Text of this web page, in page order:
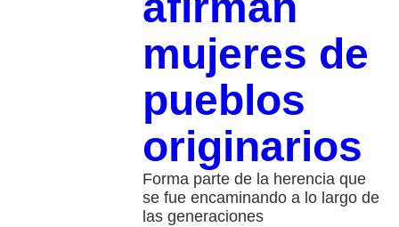
mujeres de
pueblos
originarios
Forma parte de la herencia que
se fue encaminando a lo largo de
las generaciones